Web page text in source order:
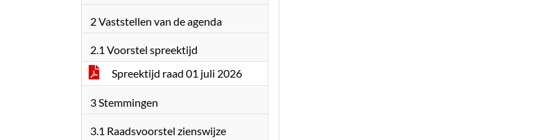
2 Vaststellen van de agenda
2.1 Voorstel spreektijd
Spreektijd raad 01 juli 2026
3 Stemmingen
3.1 Raadsvoorstel zienswijze